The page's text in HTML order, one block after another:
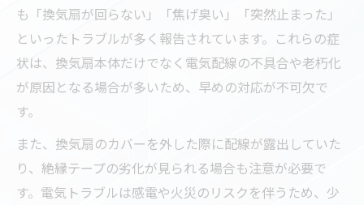
も「換気扇が回らない」「焦げ臭い」「突然止まった」
といったトラブルが多く報告されています。これらの症
状は、換気扇本体だけでなく電気配線の不具合や老朽化
が原因となる場合が多いため、早めの対応が不可欠で
す。
また、換気扇のカバーを外した際に配線が露出していた
り、絶縁テープの劣化が見られる場合も注意が必要で
す。電気トラブルは感電や火災のリスクを伴うため、少